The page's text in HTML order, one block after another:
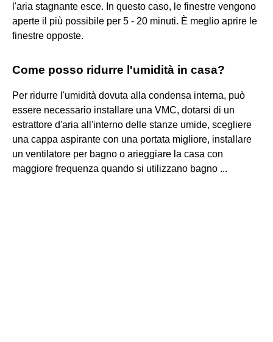
l'aria stagnante esce. In questo caso, le finestre vengono
aperte il più possibile per 5 - 20 minuti. È meglio aprire le
finestre opposte.
Come posso ridurre l'umidità in casa?
Per ridurre l'umidità dovuta alla condensa interna, può
essere necessario installare una VMC, dotarsi di un
estrattore d'aria all'interno delle stanze umide, scegliere
una cappa aspirante con una portata migliore, installare
un ventilatore per bagno o arieggiare la casa con
maggiore frequenza quando si utilizzano bagno ...